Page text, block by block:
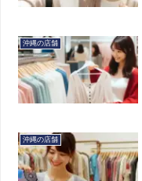
沖縄の店舗
沖縄の店舗